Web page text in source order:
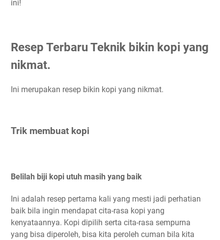
ini!
Resep Terbaru Teknik bikin kopi yang
nikmat.
Ini merupakan resep bikin kopi yang nikmat.
Trik membuat kopi
Belilah biji kopi utuh masih yang baik
Ini adalah resep pertama kali yang mesti jadi perhatian
baik bila ingin mendapat cita-rasa kopi yang
kenyataannya. Kopi dipilih serta cita-rasa sempurna
yang bisa diperoleh, bisa kita peroleh cuman bila kita